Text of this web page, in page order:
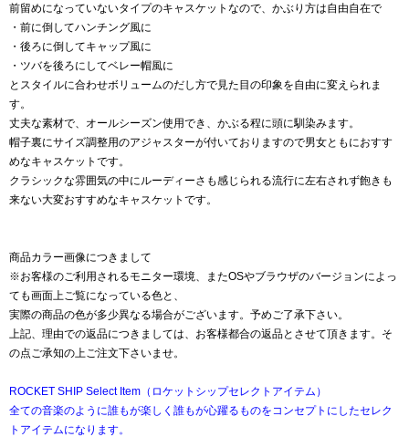
前留めになっていないタイプのキャスケットなので、かぶり方は自由自在で
・前に倒してハンチング風に
・後ろに倒してキャップ風に
・ツバを後ろにしてベレー帽風に
とスタイルに合わせボリュームのだし方で見た目の印象を自由に変えられま
す。
丈夫な素材で、オールシーズン使用でき、かぶる程に頭に馴染みます。
帽子裏にサイズ調整用のアジャスターが付いておりますので男女ともにおすす
めなキャスケットです。
クラシックな雰囲気の中にルーディーさも感じられる流行に左右されず飽きも
来ない大変おすすめなキャスケットです。
商品カラー画像につきまして
※お客様のご利用されるモニター環境、またOSやブラウザのバージョンによっ
ても画面上ご覧になっている色と、
実際の商品の色が多少異なる場合がございます。予めご了承下さい。
上記、理由での返品につきましては、お客様都合の返品とさせて頂きます。そ
の点ご承知の上ご注文下さいませ。
ROCKET SHIP Select Item（ロケットシップセレクトアイテム）
全ての音楽のように誰もが楽しく誰もが心躍るものをコンセプトにしたセレク
トアイテムになります。